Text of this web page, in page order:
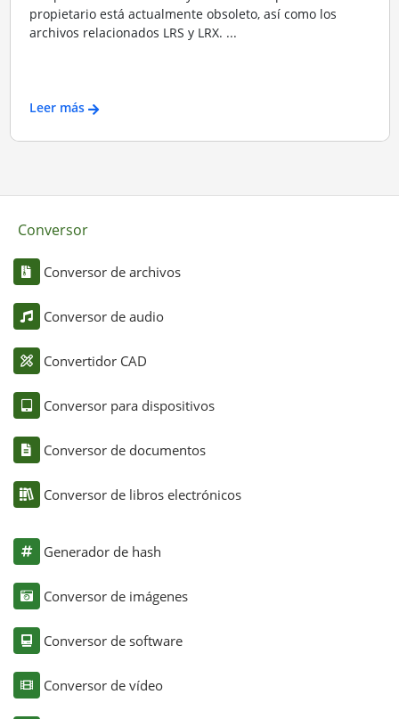
propietario está actualmente obsoleto, así como los
archivos relacionados LRS y LRX. ...
Leer más
Conversor
Conversor de archivos
Conversor de audio
Convertidor CAD
Conversor para dispositivos
Conversor de documentos
Conversor de libros electrónicos
Generador de hash
Conversor de imágenes
Conversor de software
Conversor de vídeo